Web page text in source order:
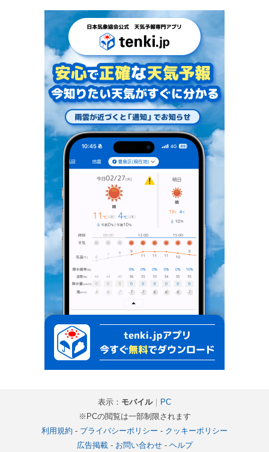
表示： モバイル｜ PC
※PCの閲覧は一部制限されます
利用規約 - プライバシーポリシー - クッキーポリシー
広告掲載- お問い合わせ- ヘルプ